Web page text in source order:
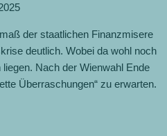
der staatlichen Finanzmisere
deutlich. Wobei da wohl noch
Nach der Wienwahl Ende
Überraschungen“ zu erwarten.